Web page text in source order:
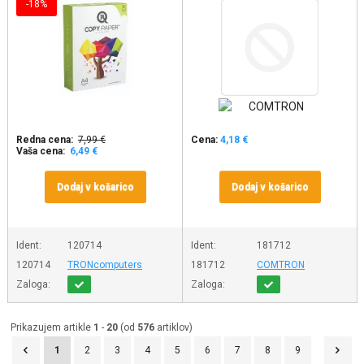
-18%
Redna cena: 7,99 €
Vaša cena: 6,49 €
Dodaj v košarico
Ident:
120714
120714
TRONcomputers
Zaloga:
Cena: 4,18 €
Dodaj v košarico
Ident:
181712
181712
COMTRON
Zaloga:
Prikazujem artikle 1 - 20 (od 576 artiklov)
1
2 3 4 5 6 7 8 9